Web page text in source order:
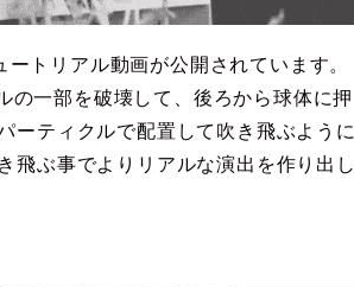
トリアル動画が公開されています。
一部を破壊して、後ろから球体に押
ーティクルで配置して吹き飛ぶように
飛ぶ事でよりリアルな演出を作り出し